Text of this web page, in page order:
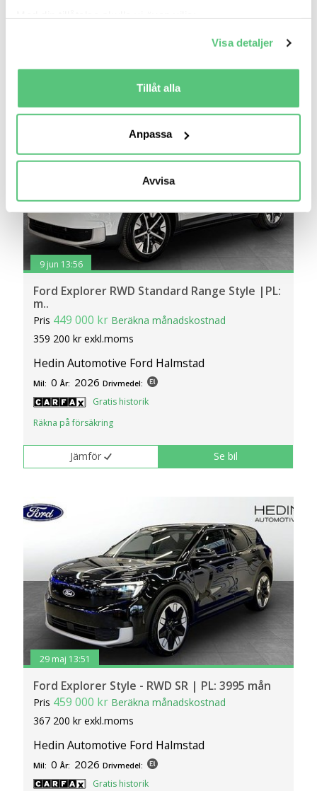
som kan ha en noggrannhet på upp till flera meter
Identifiera din enhet genom att aktivt skanna den
för specifika kännetecken (fingeravtryck)
Ta reda på mer om hur dina personliga uppgifter
Du kan ändra eller dra tillbaka ditt samtycke när som
helst från cookie-förklaringen.
en säker - och trygg marknadsplats och för att kunna ge
dig relevanta tips, nyheter och anpassad reklam. Genom
att klicka på Tillåt alla godkänner du vår hantering av
cookies och samtycker till att vi mäter och delar
information om din användning av webbplatsen med våra
partners. För att ändra vilka typer av cookies vi använder
klickar du på Anpassa. Du kan alltid ändra dina
inställningar för cookies.
Visa detaljer
Tillåt alla
Anpassa
Avvisa
9 jun 13:56
Ford Explorer RWD Standard Range Style |PL:
m..
Pris 449 000 kr Beräkna månadskostnad
359 200 kr exkl.moms
Hedin Automotive Ford Halmstad
Mil: 0 År: 2026 Drivmedel:
Gratis historik
Räkna på försäkring
Jämför Se bil
29 maj 13:51
Ford Explorer Style - RWD SR | PL: 3995 mån
Pris 459 000 kr Beräkna månadskostnad
367 200 kr exkl.moms
Hedin Automotive Ford Halmstad
Mil: 0 År: 2026 Drivmedel:
Gratis historik